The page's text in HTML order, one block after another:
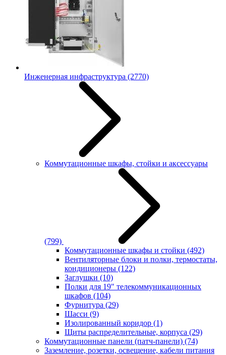
Инженерная инфраструктура (2770)
Коммутационные шкафы, стойки и аксессуары
(799)
Коммутационные шкафы и стойки (492)
Вентиляторные блоки и полки, термостаты,
кондиционеры (122)
Заглушки (10)
Полки для 19" телекоммуникационных
шкафов (104)
Фурнитура (29)
Шасси (9)
Изолированный коридор (1)
Щиты распределительные, корпуса (29)
Коммутационные панели (патч-панели) (74)
Заземление, розетки, освещение, кабели питания